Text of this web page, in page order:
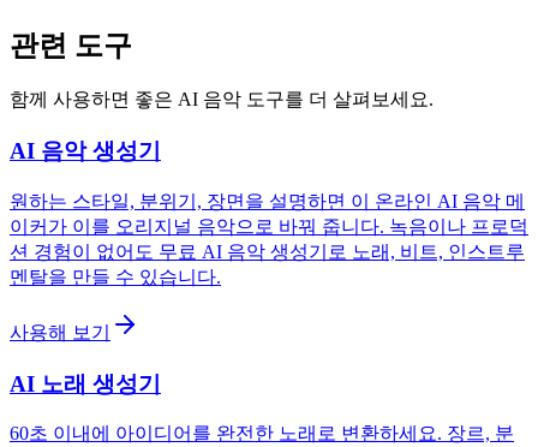
관련 도구
함께 사용하면 좋은 AI 음악 도구를 더 살펴보세요.
AI 음악 생성기
원하는 스타일, 분위기, 장면을 설명하면 이 온라인 AI 음악 메
이커가 이를 오리지널 음악으로 바꿔 줍니다. 녹음이나 프로덕
션 경험이 없어도 무료 AI 음악 생성기로 노래, 비트, 인스트루
멘탈을 만들 수 있습니다.
사용해 보기
AI 노래 생성기
60초 이내에 아이디어를 완전한 노래로 변환하세요. 장르, 분